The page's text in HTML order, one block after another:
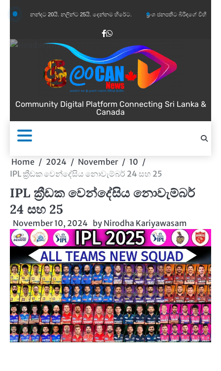
to20යි. නලින්ට 25යි. දෙන්නම හිරේට. ප්‍රංශ ජනපතිට බිරිඳගේ විහිළුවක්.
Facebook
WhatsApp
Community Digital Platform Connecting Sri Lanka &
Canada
Home 2024 November
10
IPL ක්‍රීඩක වෙන්දේසිය නොවැම්බර් 24 සහ 25
IPL ක්‍රීඩක වෙන්දේසිය නොවැම්බර්
24 සහ 25
November 10, 2024 by Nirodha Kariyawasam